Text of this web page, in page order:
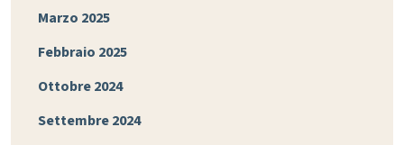
Marzo 2025
Febbraio 2025
Ottobre 2024
Settembre 2024